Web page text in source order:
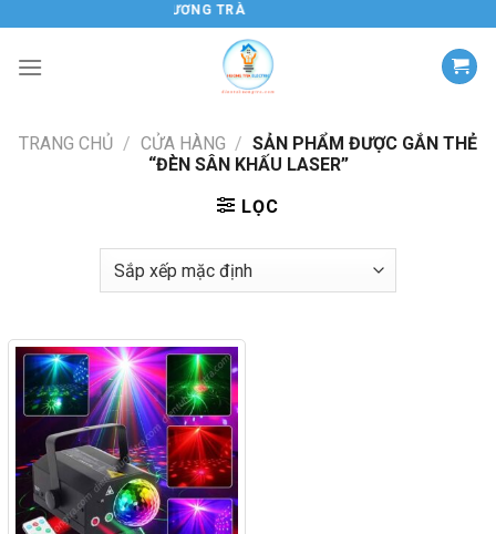
nội
ĐIỆN TỬ HƯƠNG TRÀ
TRANG CHỦ / CỬA HÀNG / SẢN PHẨM ĐƯỢC GẮN THẺ
“ĐÈN SÂN KHẤU LASER”
LỌC